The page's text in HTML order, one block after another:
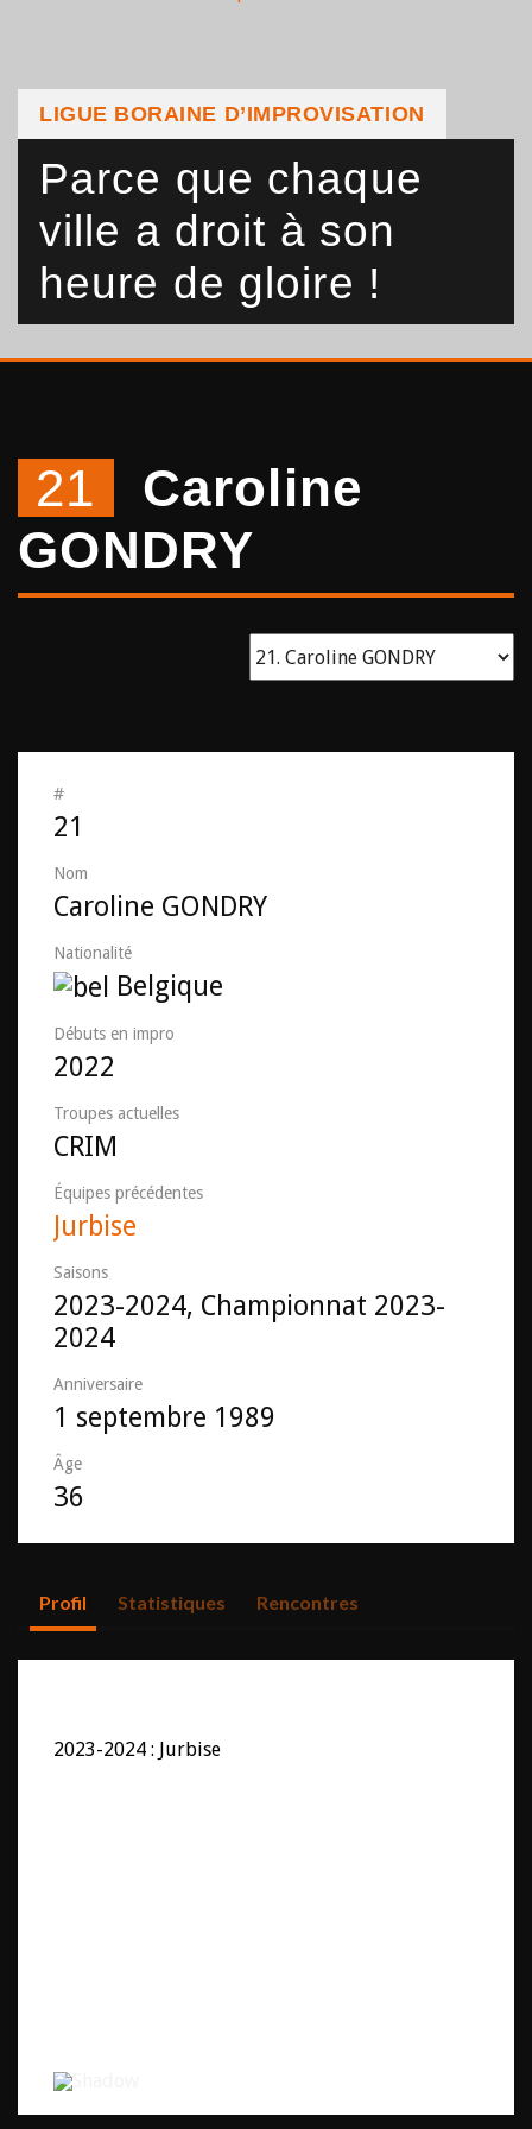
LIGUE BORAINE D’IMPROVISATION
Parce que chaque
ville a droit à son
heure de gloire !
21
Caroline
GONDRY
#
21
Nom
Caroline GONDRY
Nationalité
Belgique
Débuts en impro
2022
Troupes actuelles
CRIM
Équipes précédentes
Jurbise
Saisons
2023-2024, Championnat 2023-
2024
Anniversaire
1 septembre 1989
Âge
36
Profil Statistiques Rencontres
2023-2024 : Jurbise